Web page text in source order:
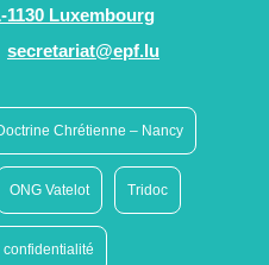
1130 Luxembourg
secretariat@epf.lu
Chrétienne – Nancy
ONG Vatelot Tridoc
confidentialité